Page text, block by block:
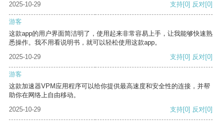
2025-10-29 支持[0] 反对[0]
游客
这款app的用户界面简洁明了，使用起来非常容易上手，让我能够快速熟
悉操作。我不用看说明书，就可以轻松使用这款app。
2025-10-29
支持[0] 反对[0]
游客
这款加速器VPM应用程序可以给你提供最高速度和安全性的连接，并帮
助你在网络上自由移动。
2025-10-29
支持[0] 反对[0]